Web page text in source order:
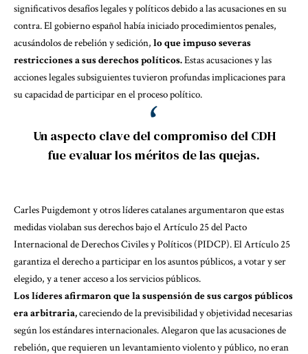
significativos desafíos legales y políticos debido a las acusaciones en su
contra. El gobierno español había iniciado procedimientos penales,
acusándolos de rebelión y sedición, lo que impuso severas
restricciones a sus derechos políticos.Estas acusaciones y las
acciones legales subsiguientes tuvieron profundas implicaciones para
su capacidad de participar en el proceso político.
Un aspecto clave del compromiso del CDH
fue evaluar los méritos de las quejas.
Carles Puigdemont y otros líderes catalanes argumentaron que estas
medidas violaban sus derechos bajo el Artículo 25 del Pacto
Internacional de Derechos Civiles y Políticos (PIDCP). El Artículo 25
garantiza el derecho a participar en los asuntos públicos, a votar y ser
elegido, y a tener acceso a los servicios públicos.
Los líderes afirmaron que la suspensión de sus cargos públicos
era arbitraria,careciendo de la previsibilidad y objetividad necesarias
según los estándares internacionales. Alegaron que las acusaciones de
rebelión, que requieren un levantamiento violento y público, no eran